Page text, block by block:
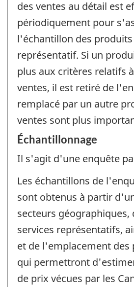
des ventes au détail est
périodiquement pour
l'échantillon des
représentatif. Si un
plus aux critères relatifs
ventes, il est retiré de
remplacé par un autre
ventes sont plus
Échantillonnage
Il s'agit d'une enquête
Les échantillons de
sont obtenus à partir
secteurs géographiques,
services représentatifs,
et de l'emplacement des
qui permettront
de prix vécues par les